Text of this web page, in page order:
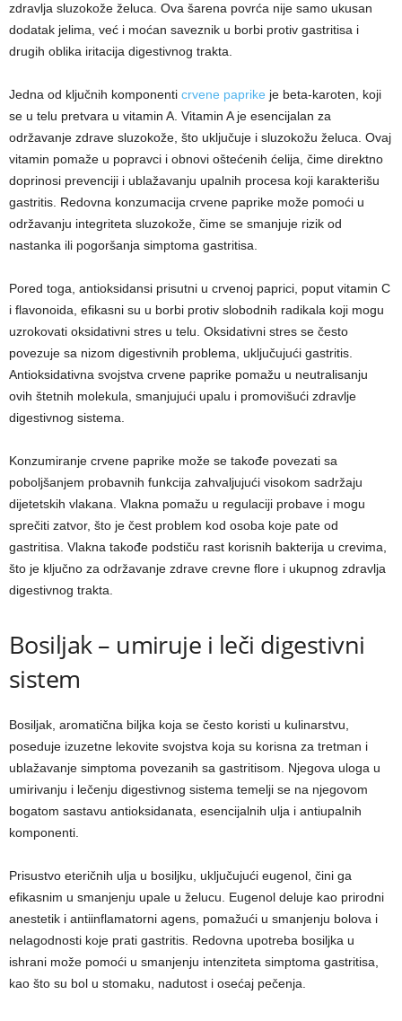
zdravlja sluzokože želuca. Ova šarena povrća nije samo ukusan
dodatak jelima, već i moćan saveznik u borbi protiv gastritisa i
drugih oblika iritacija digestivnog trakta.
Jedna od ključnih komponenti crvene paprike je beta-karoten, koji
se u telu pretvara u vitamin A. Vitamin A je esencijalan za
održavanje zdrave sluzokože, što uključuje i sluzokožu želuca. Ovaj
vitamin pomaže u popravci i obnovi oštećenih ćelija, čime direktno
doprinosi prevenciji i ublažavanju upalnih procesa koji karakterišu
gastritis. Redovna konzumacija crvene paprike može pomoći u
održavanju integriteta sluzokože, čime se smanjuje rizik od
nastanka ili pogoršanja simptoma gastritisa.
Pored toga, antioksidansi prisutni u crvenoj paprici, poput vitamin C
i flavonoida, efikasni su u borbi protiv slobodnih radikala koji mogu
uzrokovati oksidativni stres u telu. Oksidativni stres se često
povezuje sa nizom digestivnih problema, uključujući gastritis.
Antioksidativna svojstva crvene paprike pomažu u neutralisanju
ovih štetnih molekula, smanjujući upalu i promovišući zdravlje
digestivnog sistema.
Konzumiranje crvene paprike može se takođe povezati sa
poboljšanjem probavnih funkcija zahvaljujući visokom sadržaju
dijetetskih vlakana. Vlakna pomažu u regulaciji probave i mogu
sprečiti zatvor, što je čest problem kod osoba koje pate od
gastritisa. Vlakna takođe podstiču rast korisnih bakterija u crevima,
što je ključno za održavanje zdrave crevne flore i ukupnog zdravlja
digestivnog trakta.
Bosiljak – umiruje i leči digestivni
sistem
Bosiljak, aromatična biljka koja se često koristi u kulinarstvu,
poseduje izuzetne lekovite svojstva koja su korisna za tretman i
ublažavanje simptoma povezanih sa gastritisom. Njegova uloga u
umirivanju i lečenju digestivnog sistema temelji se na njegovom
bogatom sastavu antioksidanata, esencijalnih ulja i antiupalnih
komponenti.
Prisustvo eteričnih ulja u bosiljku, uključujući eugenol, čini ga
efikasnim u smanjenju upale u želucu. Eugenol deluje kao prirodni
anestetik i antiinflamatorni agens, pomažući u smanjenju bolova i
nelagodnosti koje prati gastritis. Redovna upotreba bosiljka u
ishrani može pomoći u smanjenju intenziteta simptoma gastritisa,
kao što su bol u stomaku, nadutost i osećaj pečenja.